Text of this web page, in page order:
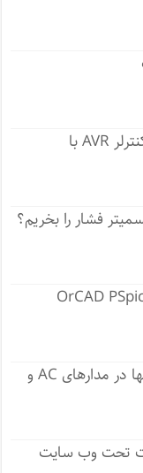
دانلود کتاب 11 پروژه میکروکنترلر AVR با
فشار را بخریم؟
انواع اپتوکوپلر و کاربردهای آنها در مدارهای AC و
تحت وب سایت